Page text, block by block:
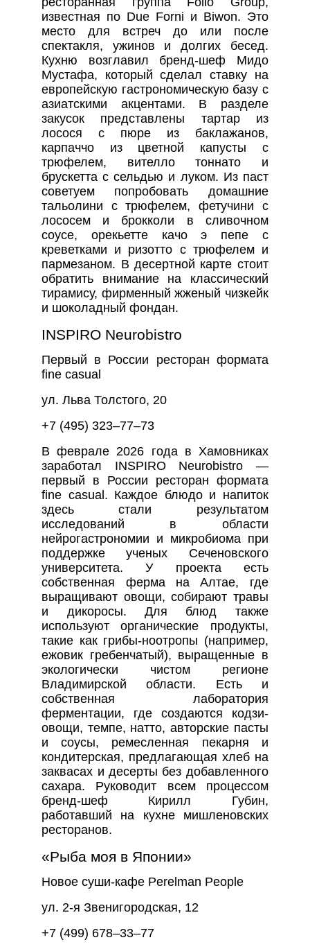
известная по Due Forni и Biwon. Это
место для встреч до или после
спектакля, ужинов и долгих бесед.
Кухню возглавил бренд-шеф Мидо
Мустафа, который сделал ставку на
европейскую гастрономическую базу с
азиатскими акцентами. В разделе
закусок представлены тартар из
лосося с пюре из баклажанов,
карпаччо из цветной капусты с
трюфелем, вителло тоннато и
брускетта с сельдью и луком. Из паст
советуем попробовать домашние
тальолини с трюфелем, фетучини с
лососем и брокколи в сливочном
соусе, орекьетте качо э пепе с
креветками и ризотто с трюфелем и
пармезаном. В десертной карте стоит
обратить внимание на классический
тирамису, фирменный жженый чизкейк
и шоколадный фондан.
INSPIRO Neurobistro
Первый в России ресторан формата
fine casual
ул. Льва Толстого, 20
+7 (495) 323–77–73
В феврале 2026 года в Хамовниках
заработал INSPIRO Neurobistro —
первый в России ресторан формата
fine casual. Каждое блюдо и напиток
здесь стали результатом
исследований в области
нейрогастрономии и микробиома при
поддержке ученых Сеченовского
университета. У проекта есть
собственная ферма на Алтае, где
выращивают овощи, собирают травы
и дикоросы. Для блюд также
используют органические продукты,
такие как грибы-ноотропы (например,
ежовик гребенчатый), выращенные в
экологически чистом регионе
Владимирской области. Есть и
собственная лаборатория
ферментации, где создаются кодзи-
овощи, темпе, натто, авторские пасты
и соусы, ремесленная пекарня и
кондитерская, предлагающая хлеб на
заквасах и десерты без добавленного
сахара. Руководит всем процессом
бренд-шеф Кирилл Губин,
работавший на кухне мишленовских
ресторанов.
«Рыба моя в Японии»
Новое суши-кафе Perelman People
ул. 2-я Звенигородская, 12
+7 (499) 678–33–77